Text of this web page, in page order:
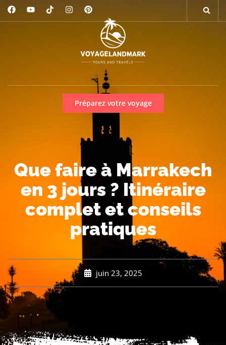
Préparez votre voyage
Que faire à Marrakech
en 3 jours ? Itinéraire
complet et conseils
pratiques
juin 23, 2025